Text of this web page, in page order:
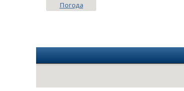
Погода